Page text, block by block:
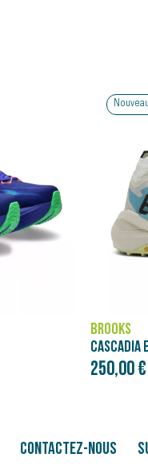
NÄAK
4,00 €
Contactez-nous